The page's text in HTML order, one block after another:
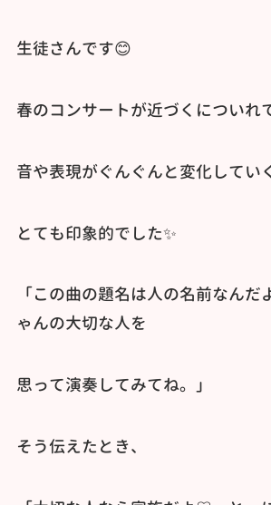
生徒さんです😊
春のコンサートが近づくについれ
音や表現がぐんぐんと変化してい
とても印象的でした✨️
「この曲の題名は人の名前なんだ
ゃんの大切な人を
思って演奏してみてね。」
そう伝えたとき、